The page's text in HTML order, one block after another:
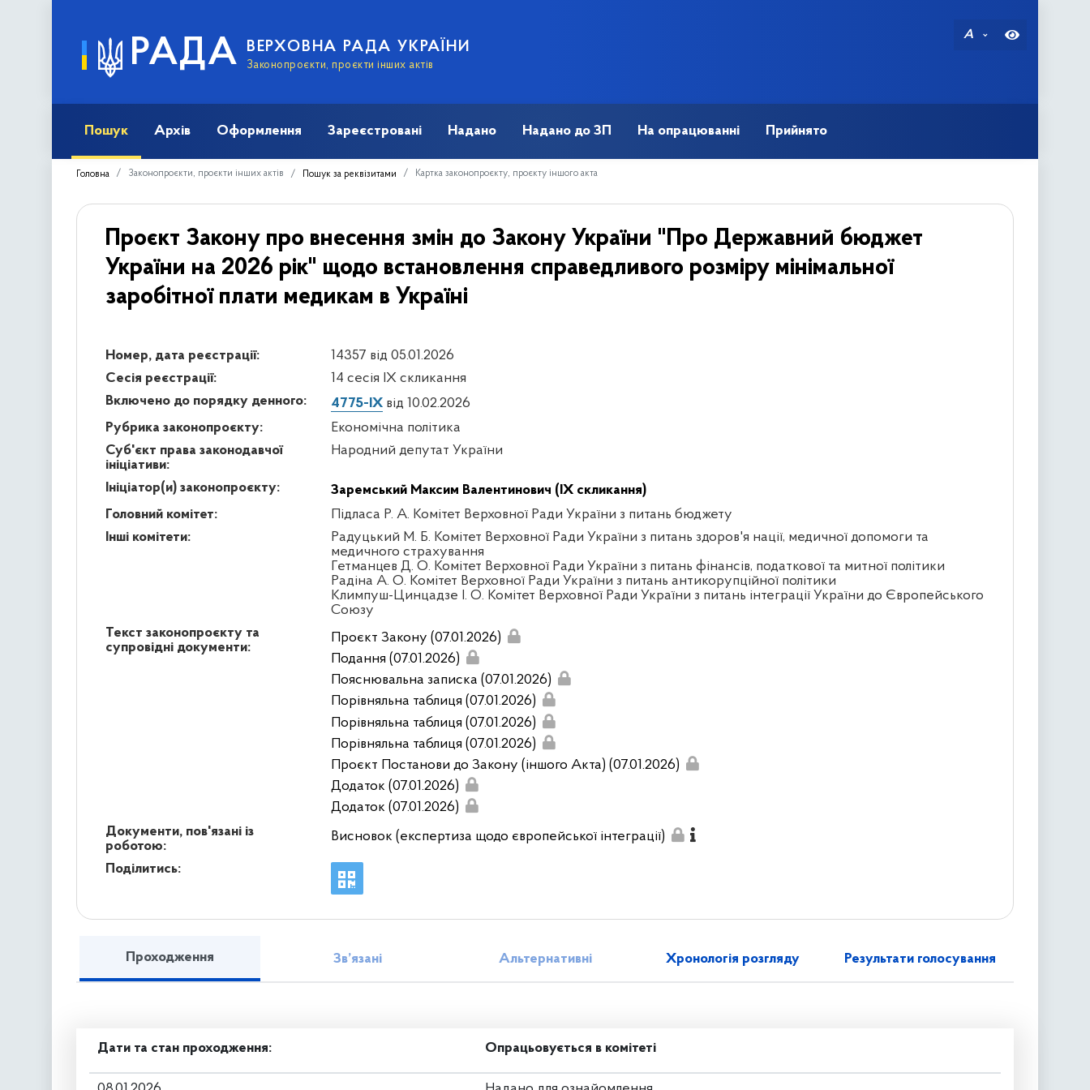
РАДА ВЕРХОВНА РАДА УКРАЇНИ
Законопроєкти, проєкти інших актів
A
Пошук Архів Оформлення Зареєстровані Надано Надано до ЗП На опрацюванні Прийнято
Головна Законопроєкти, проєкти інших актів Пошук за реквізитами Картка законопроєкту, проєкту іншого акта
Проєкт Закону про внесення змін до Закону України "Про Державний бюджет
України на 2026 рік" щодо встановлення справедливого розміру мінімальної
заробітної плати медикам в Україні
Номер, дата реєстрації:
14357 від 05.01.2026
Сесія реєстрації:
14 сесія IX скликання
Включено до порядку денного:
4775-IX від 10.02.2026
Рубрика законопроєкту:
Економічна політика
Суб'єкт права законодавчої
ініціативи:
Народний депутат України
Ініціатор(и) законопроєкту:
Заремський Максим Валентинович (IX скликання)
Головний комітет:
Підласа Р. А. Комітет Верховної Ради України з питань бюджету
Інші комітети:
Радуцький М. Б. Комітет Верховної Ради України з питань здоров'я нації, медичної допомоги та
медичного страхування
Гетманцев Д. О. Комітет Верховної Ради України з питань фінансів, податкової та митної політики
Радіна А. О. Комітет Верховної Ради України з питань антикорупційної політики
Климпуш-Цинцадзе І. О. Комітет Верховної Ради України з питань інтеграції України до Європейського
Союзу
Текст законопроєкту та
супровідні документи:
Проєкт Закону (07.01.2026)
Подання (07.01.2026)
Пояснювальна записка (07.01.2026)
Порівняльна таблиця (07.01.2026)
Порівняльна таблиця (07.01.2026)
Порівняльна таблиця (07.01.2026)
Проєкт Постанови до Закону (іншого Акта) (07.01.2026)
Додаток (07.01.2026)
Додаток (07.01.2026)
Документи, пов'язані із
роботою:
Висновок (експертиза щодо європейської інтеграції)
Поділитись:
Проходження Зв’язані Альтернативні Хронологія розгляду Результати голосування
Дати та стан проходження: Опрацьовується в комітеті